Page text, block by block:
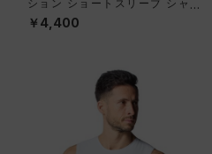
ション ショートスリーブ シャツ
（トレーニング/MEN）
￥4,400